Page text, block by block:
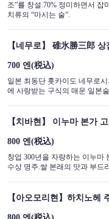
조”를 창설.70% 정미하면서
치류의 “마시는 술”.
【네무로】 碓氷勝三郎
700 엔(税込)
일본 최동단 홋카이도 네무로
에 사랑받는 구식의 매운 일본
【치바현】 이누마 본가
800 엔(税込)
창업 300년을 자랑하는 이누마
수상 명주.쌀 본래의 맛과 부드
【아오모리현】하치노헤